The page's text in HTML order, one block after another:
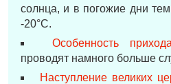
солнца, и в погожие дни
-20°С.
Особенность
проводят намного больше
Наступление великих